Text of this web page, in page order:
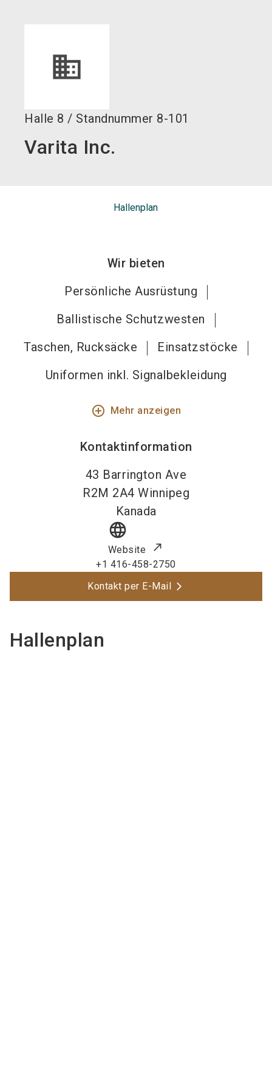
Halle 8 / Standnummer 8-101
Varita Inc.
Hallenplan
Wir bieten
Persönliche Ausrüstung
Ballistische Schutzwesten
Taschen, Rucksäcke
Einsatzstöcke
Uniformen inkl. Signalbekleidung
add_circle_outline Mehr anzeigen
Kontaktinformation
43 Barrington Ave
R2M 2A4 Winnipeg
Kanada
language
Website
+1 416-458-2750
Kontakt per E-Mail
Hallenplan